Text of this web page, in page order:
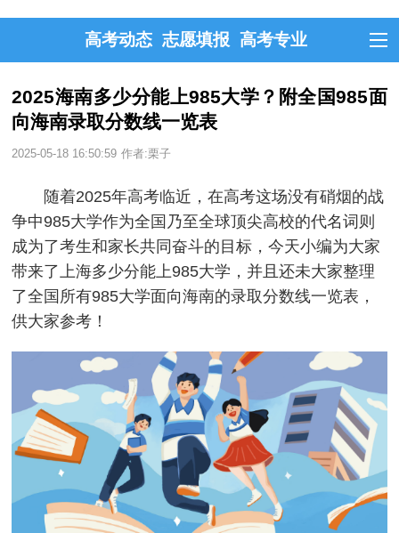
高考动态 志愿填报 高考专业
2025海南多少分能上985大学？附全国985面
向海南录取分数线一览表
2025-05-18 16:50:59 作者:栗子
随着2025年高考临近，在高考这场没有硝烟的战
争中985大学作为全国乃至全球顶尖高校的代名词则
成为了考生和家长共同奋斗的目标，今天小编为大家
带来了上海多少分能上985大学，并且还未大家整理
了全国所有985大学面向海南的录取分数线一览表，
供大家参考！